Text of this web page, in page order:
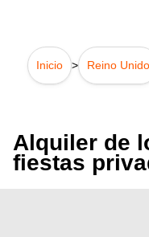
Inicio > Reino Unido
Alquiler de
fiestas